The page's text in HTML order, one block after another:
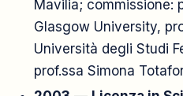
Mavilia; commissione:
Glasgow University,
Università degli Studi
prof.ssa Simona